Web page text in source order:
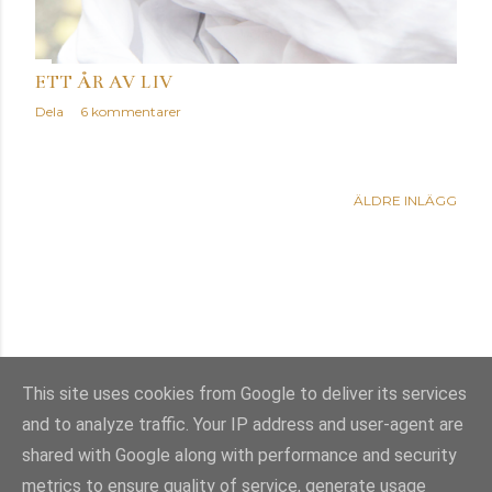
ETT ÅR AV LIV
Dela 6 kommentarer
ÄLDRE INLÄGG
Använder Blogger
Temabilder frånMae Burke
This site uses cookies from Google to deliver its services
and to analyze traffic. Your IP address and user-agent are
shared with Google along with performance and security
metrics to ensure quality of service, generate usage